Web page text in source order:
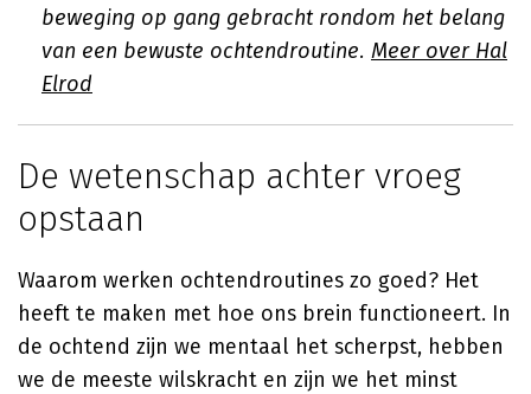
beweging op gang gebracht rondom het belang
van een bewuste ochtendroutine. Meer over Hal
Elrod
De wetenschap achter vroeg
opstaan
Waarom werken ochtendroutines zo goed? Het
heeft te maken met hoe ons brein functioneert. In
de ochtend zijn we mentaal het scherpst, hebben
we de meeste wilskracht en zijn we het minst